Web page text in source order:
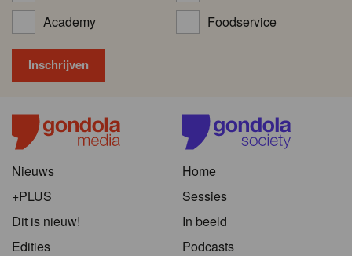
Academy
Foodservice
Nieuws
+PLUS
Dit is nieuw!
Edities
Home
Sessies
In beeld
Podcasts